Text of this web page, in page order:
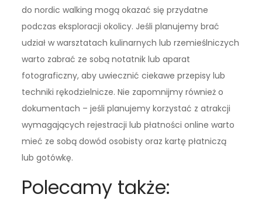
do nordic walking mogą okazać się przydatne
podczas eksploracji okolicy. Jeśli planujemy brać
udział w warsztatach kulinarnych lub rzemieślniczych
warto zabrać ze sobą notatnik lub aparat
fotograficzny, aby uwiecznić ciekawe przepisy lub
techniki rękodzielnicze. Nie zapomnijmy również o
dokumentach – jeśli planujemy korzystać z atrakcji
wymagających rejestracji lub płatności online warto
mieć ze sobą dowód osobisty oraz kartę płatniczą
lub gotówkę.
Polecamy także: